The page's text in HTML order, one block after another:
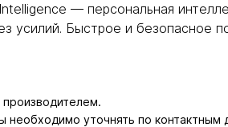
— персональная
усилий. Быстрое и безопасное
уточнять по контактным